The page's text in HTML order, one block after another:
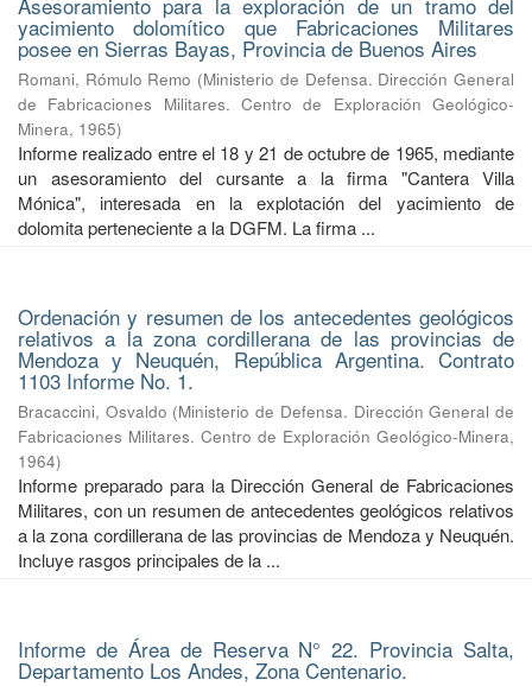
yacimiento dolomítico que Fabricaciones Militares
posee en Sierras Bayas, Provincia de Buenos Aires
Romani, Rómulo Remo (Ministerio de Defensa. Dirección General
de Fabricaciones Militares. Centro de Exploración Geológico-
Minera, 1965)
Informe realizado entre el 18 y 21 de octubre de 1965, mediante
un asesoramiento del cursante a la firma "Cantera Villa
Mónica", interesada en la explotación del yacimiento de
dolomita perteneciente a la DGFM. La firma ...
Ordenación y resumen de los antecedentes geológicos
relativos a la zona cordillerana de las provincias de
Mendoza y Neuquén, República Argentina. Contrato
1103 Informe No. 1.
Bracaccini, Osvaldo (Ministerio de Defensa. Dirección General de
Fabricaciones Militares. Centro de Exploración Geológico-Minera,
1964)
Informe preparado para la Dirección General de Fabricaciones
Militares, con un resumen de antecedentes geológicos relativos
a la zona cordillerana de las provincias de Mendoza y Neuquén.
Incluye rasgos principales de la ...
Informe de Área de Reserva N° 22. Provincia Salta,
Departamento Los Andes, Zona Centenario.